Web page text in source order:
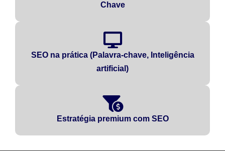
Chave
SEO na prática (Palavra-chave, Inteligência
artificial)
Estratégia premium com SEO